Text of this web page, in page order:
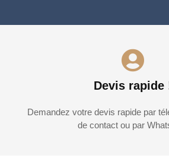
Devis rapide
Demandez votre devis rapide par
de contact ou par